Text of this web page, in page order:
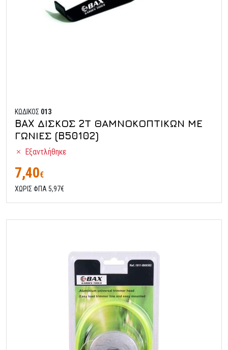
ΚΩΔΙΚΟΣ 013
BAX ΔΙΣΚΟΣ 2Τ ΘΑΜΝΟΚΟΠΤΙΚΩΝ ΜΕ
ΓΩΝΙΕΣ (B50102)
Εξαντλήθηκε
7,40€
ΧΩΡΙΣ ΦΠΑ 5,97€